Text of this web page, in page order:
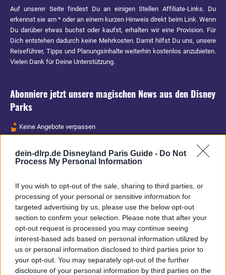
dein-dlrp.de Disneyland Paris Guide - Do Not
Process My Personal Information
If you wish to opt-out of the sale, sharing to third parties, or
processing of your personal or sensitive information for
targeted advertising by us, please use the below opt-out
section to confirm your selection. Please note that after your
opt-out request is processed you may continue seeing
interest-based ads based on personal information utilized by
us or personal information disclosed to third parties prior to
your opt-out. You may separately opt-out of the further
disclosure of your personal information by third parties on the
Auf unserer Seite findest Du an einigen Stellen Affiliate-Links. Du
erkennst sie am * oder an einem kurzen Hinweis direkt beim Link. Wenn
Du darüber etwas buchst oder kaufst, erhalten wir eine Provision. Für
Dich entstehen dadurch keine Mehrkosten. Damit hilfst Du uns, unsere
Reiseführer, Tipps und Planungsinhalte weiterhin kostenlos anzubieten.
Vielen Dank für Deine Unterstützung.
Abonniere jetzt unsere magischen News aus den Disney
Parks
Keine Angebote verpassen
Spannende Lesetipps